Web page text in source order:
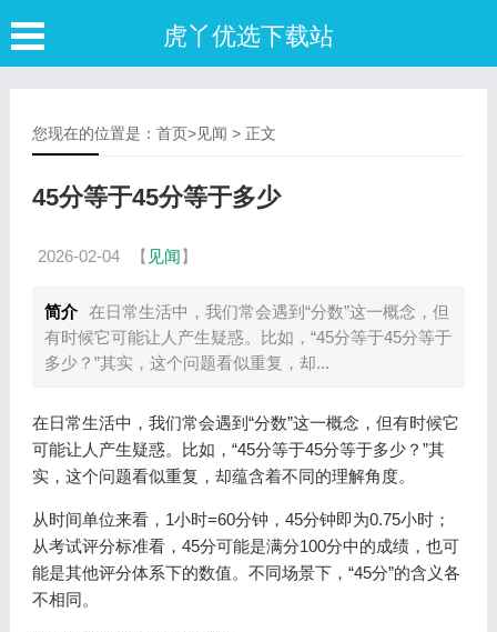
虎丫优选下载站
您现在的位置是： 首页>见闻 > 正文
45分等于45分等于多少
2026-02-04 【 见闻】
简介 在日常生活中，我们常会遇到“分数”这一概念，但
有时候它可能让人产生疑惑。比如，“45分等于45分等于
多少？”其实，这个问题看似重复，却...
在日常生活中，我们常会遇到“分数”这一概念，但有时候它
可能让人产生疑惑。比如，“45分等于45分等于多少？”其
实，这个问题看似重复，却蕴含着不同的理解角度。
从时间单位来看，1小时=60分钟，45分钟即为0.75小时；
从考试评分标准看，45分可能是满分100分中的成绩，也可
能是其他评分体系下的数值。不同场景下，“45分”的含义各
不相同。